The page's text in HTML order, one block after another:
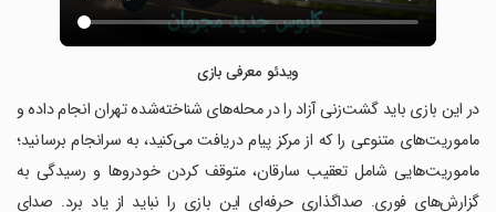
ویدئو معرفی بازی
در این بازی باید گشت‌زنی آزاد را در محله‌های شناخته‌شده تهران انجام داده و
ماموریت‌های متنوعی را که از مرکز پیام دریافت می‌کنید، به سرانجام برسانید؛
ماموریت‌هایی شامل تعقیب سارقان، متوقف کردن خودروها و رسیدگی به
گزارش‌های فوری. صداگذاری حرفه‌ای این بازی را نباید از یاد برد. صدای